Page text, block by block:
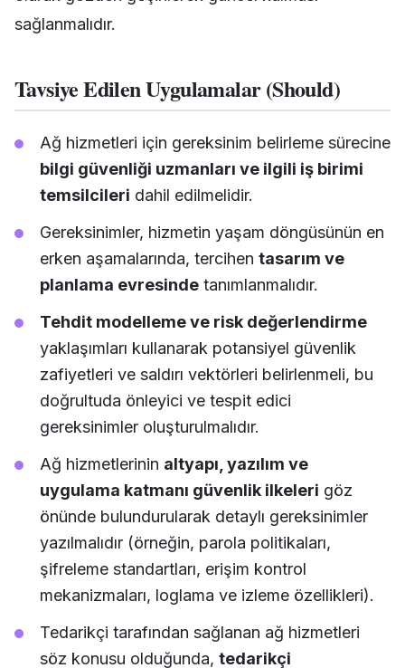
sağlanmalıdır.
Tavsiye Edilen Uygulamalar (Should)
Ağ hizmetleri için gereksinim belirleme sürecine
bilgi güvenliği uzmanları ve ilgili iş birimi
temsilcileri dahil edilmelidir.
Gereksinimler, hizmetin yaşam döngüsünün en
erken aşamalarında, tercihen tasarım ve
planlama evresinde tanımlanmalıdır.
Tehdit modelleme ve risk değerlendirme
yaklaşımları kullanarak potansiyel güvenlik
zafiyetleri ve saldırı vektörleri belirlenmeli, bu
doğrultuda önleyici ve tespit edici
gereksinimler oluşturulmalıdır.
Ağ hizmetlerinin altyapı, yazılım ve
uygulama katmanı güvenlik ilkeleri göz
önünde bulundurularak detaylı gereksinimler
yazılmalıdır (örneğin, parola politikaları,
şifreleme standartları, erişim kontrol
mekanizmaları, loglama ve izleme özellikleri).
Tedarikçi tarafından sağlanan ağ hizmetleri
söz konusu olduğunda, tedarikçi